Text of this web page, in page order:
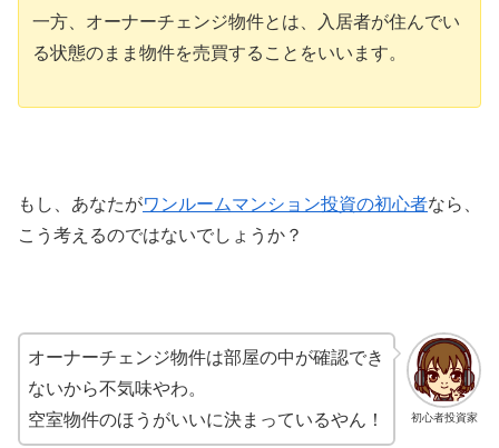
一方、オーナーチェンジ物件とは、入居者が住んでい
る状態のまま物件を売買することをいいます。
もし、あなたがワンルームマンション投資の初心者なら、
こう考えるのではないでしょうか？
初心者投資家
オーナーチェンジ物件は部屋の中が確認でき
ないから不気味やわ。
空室物件のほうがいいに決まっているやん！